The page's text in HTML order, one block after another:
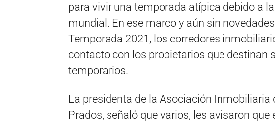
para vivir una temporada atípica debido a
mundial. En ese marco y aún sin
Temporada 2021, los corredores
contacto con los propietarios que destinan
temporarios.
La presidenta de la Asociación Inmobiliaria
Prados, señaló que varios, les avisaron que